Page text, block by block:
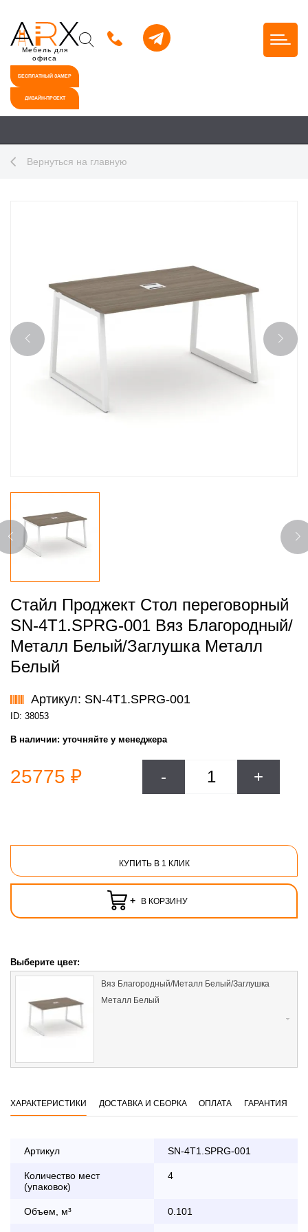
Мебель для
офиса
БЕСПЛАТНЫЙ ЗАМЕР
ДИЗАЙН-ПРОЕКТ
Вернуться на главную
Стайл Проджект Стол переговорный
SN-4T1.SPRG-001 Вяз Благородный/
Металл Белый/Заглушка Металл
Белый
Артикул: SN-4T1.SPRG-001
ID: 38053
В наличии: уточняйте у менеджера
25775 ₽ - +
КУПИТЬ В 1 КЛИК
+ В КОРЗИНУ
Выберите цвет:
Вяз Благородный/Металл Белый/Заглушка
Металл Белый
ХАРАКТЕРИСТИКИ ДОСТАВКА И СБОРКА ОПЛАТА ГАРАНТИЯ
Артикул SN-4T1.SPRG-001
Количество мест
(упаковок)
4
Объем, м³ 0.101
заказа банковской картой